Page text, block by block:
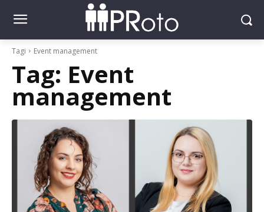
Tagi Event management
Tag: Event
management